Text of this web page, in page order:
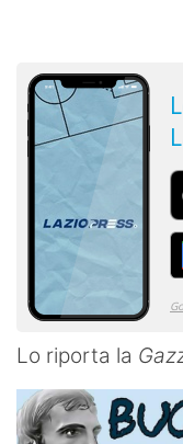
Lo riporta la